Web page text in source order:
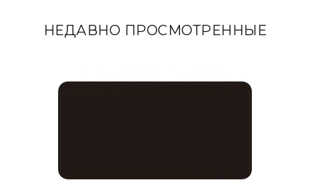
НЕДАВНО ПРОСМОТРЕННЫЕ